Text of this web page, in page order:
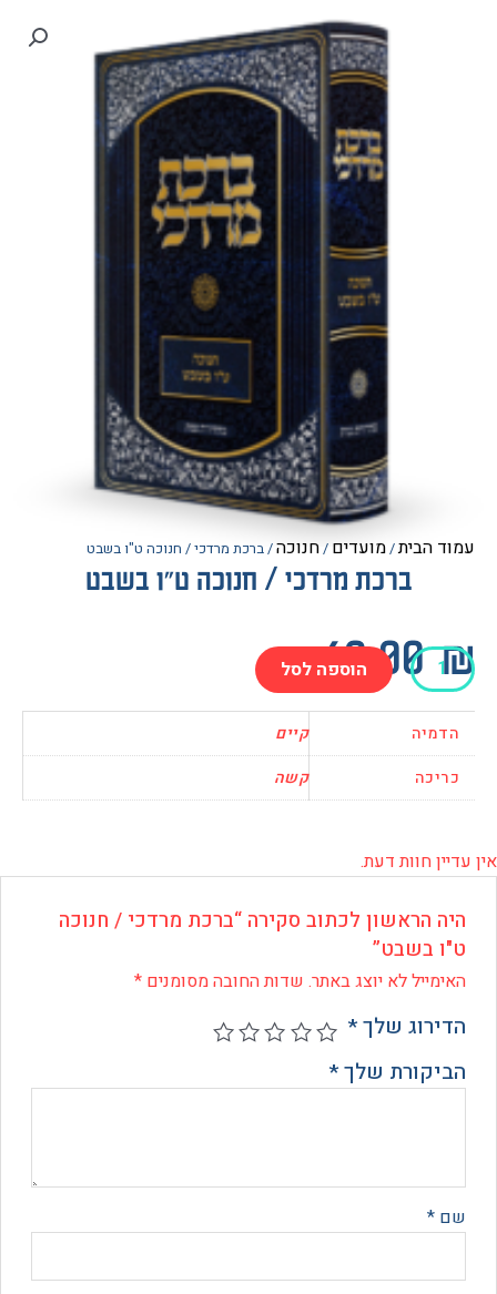
/מועדים/חנוכה/ ברכת מרדכי / חנוכה ט"ו בשבט
ברכת מרדכי / חנוכה ט"ו בשבט
הוספה לסל
חוות דעת.
הראשון לכתוב סקירה “ברכת מרדכי / חנוכה
בשבט”
לא יוצג באתר.שדות החובה מסומנים*
שלך*
שלך*